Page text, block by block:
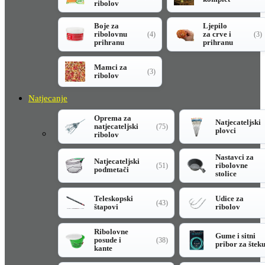
ribolov
Boje za
ribolovnu
prihranu
(4)
Ljepilo
za crve i
prihranu
(3)
Mamci za
ribolov
(3)
Natjecanje
Oprema za
natjecateljski
ribolov
(75)
Natjecateljski
plovci
Natjecateljski
podmetači
(51)
Nastavci za
ribolovne
stolice
Teleskopski
štapovi
(43)
Udice za
ribolov
Ribolovne
posude i
kante
(38)
Gume i sitni
pribor za šteku